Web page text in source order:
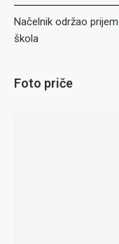
Načelnik održao
škola
Foto priče